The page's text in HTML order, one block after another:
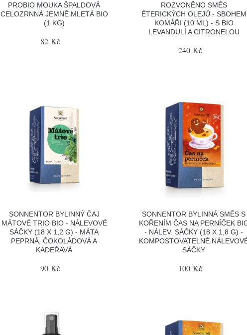
PROBIO MOUKA ŠPALDOVÁ
CELOZRNNÁ JEMNĚ MLETÁ BIO
(1 KG)
82 Kč
ROZVONĚNO SMĚS
ÉTERICKÝCH OLEJŮ - SBOHEM
KOMÁŘI (10 ML) - S BIO
LEVANDULÍ A CITRONELOU
240 Kč
SONNENTOR BYLINNÝ ČAJ
MÁTOVÉ TRIO BIO - NÁLEVOVÉ
SÁČKY (18 X 1,2 G) - MÁTA
PEPRNÁ, ČOKOLÁDOVÁ A
KADEŘAVÁ
90 Kč
SONNENTOR BYLINNÁ SMĚS S
KOŘENÍM ČAS NA PERNÍČEK
- NÁLEV. SÁČKY (18 X 1,8 G) -
KOMPOSTOVATELNÉ
SÁČKY
100 Kč